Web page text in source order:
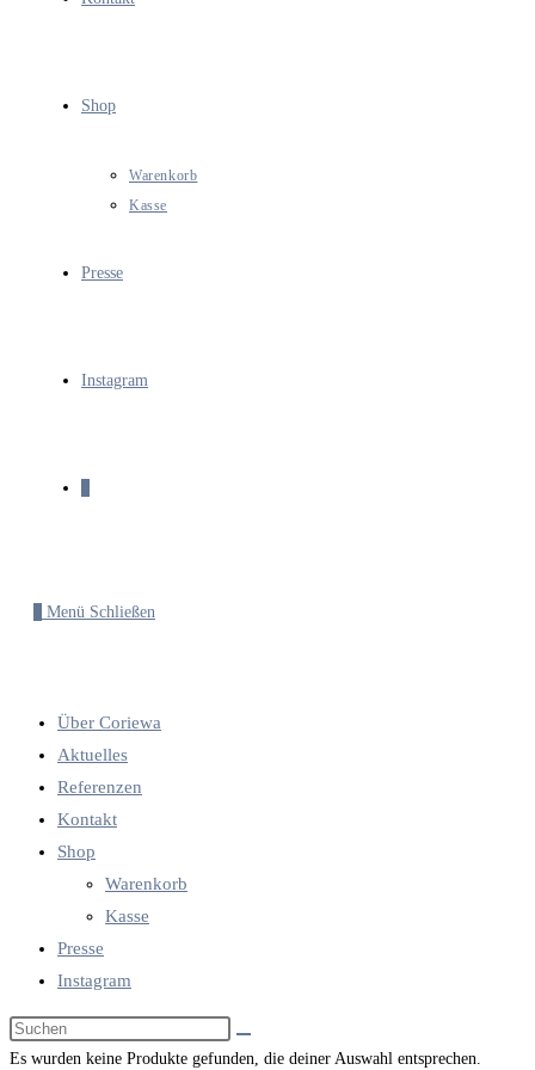
Shop
Warenkorb
Kasse
Presse
Instagram
Menü Schließen
Über Coriewa
Aktuelles
Referenzen
Kontakt
Shop
Warenkorb
Kasse
Presse
Instagram
Diese
Website
Es wurden keine Produkte gefunden, die deiner Auswahl entsprechen.